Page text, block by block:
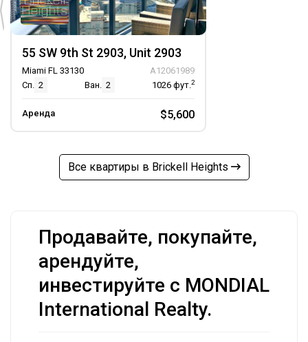
55 SW 9th St 2903, Unit 2903
Miami FL 33130
A12061989
Сп. 2 Ван. 2 1026 фут.2
Аренда $5,600
Все квартиры в Brickell Heights
Продавайте, покупайте,
арендуйте,
инвестируйте с MONDIAL
International Realty.